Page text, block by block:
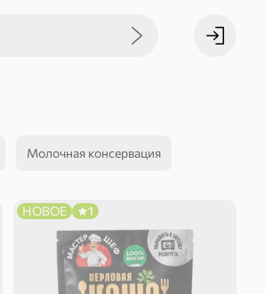
Молочная консервация
НОВОЕ 1